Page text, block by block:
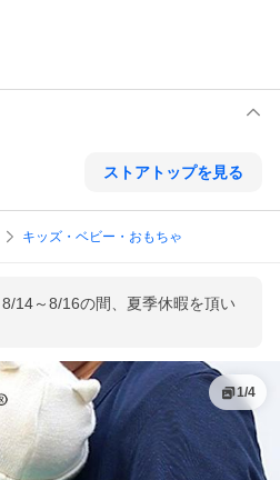
ストアトップを見る
キッズ・ベビー・おもちゃ
14～8/16の間、夏季休暇を頂い
1/4